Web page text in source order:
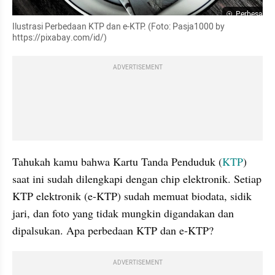
Perbesar
Ilustrasi Perbedaan KTP dan e-KTP. (Foto: Pasja1000 by
https://pixabay.com/id/)
ADVERTISEMENT
Tahukah kamu bahwa Kartu Tanda Penduduk (KTP)
saat ini sudah dilengkapi dengan chip elektronik. Setiap
KTP elektronik (e-KTP) sudah memuat biodata, sidik
jari, dan foto yang tidak mungkin digandakan dan
dipalsukan. Apa perbedaan KTP dan e-KTP?
ADVERTISEMENT